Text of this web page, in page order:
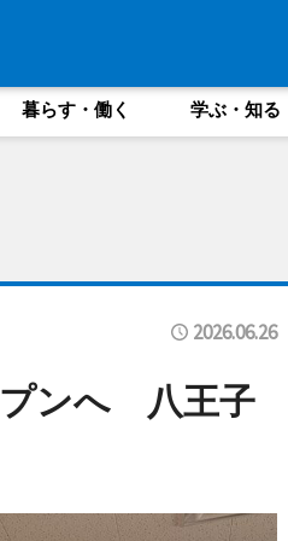
暮らす・働く 学ぶ・知る
2026.06.26
プンへ 八王子